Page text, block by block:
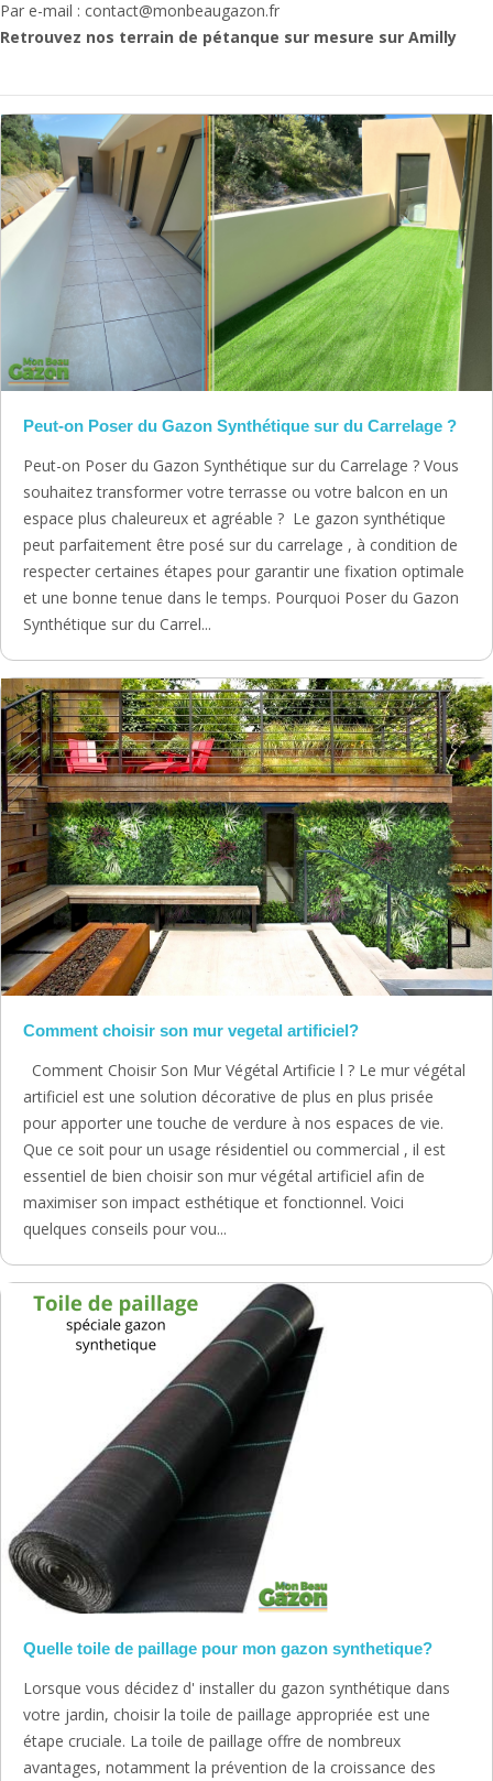
Par e-mail : contact@monbeaugazon.fr
Retrouvez nos terrain de pétanque sur mesure sur Amilly
Peut-on Poser du Gazon Synthétique sur du Carrelage ?
Peut-on Poser du Gazon Synthétique sur du Carrelage ? Vous
souhaitez transformer votre terrasse ou votre balcon en un
espace plus chaleureux et agréable ? Le gazon synthétique
peut parfaitement être posé sur du carrelage , à condition de
respecter certaines étapes pour garantir une fixation optimale
et une bonne tenue dans le temps. Pourquoi Poser du Gazon
Synthétique sur du Carrel...
Comment choisir son mur vegetal artificiel?
Comment Choisir Son Mur Végétal Artificie l ? Le mur végétal
artificiel est une solution décorative de plus en plus prisée
pour apporter une touche de verdure à nos espaces de vie.
Que ce soit pour un usage résidentiel ou commercial , il est
essentiel de bien choisir son mur végétal artificiel afin de
maximiser son impact esthétique et fonctionnel. Voici
quelques conseils pour vou...
Quelle toile de paillage pour mon gazon synthetique?
Lorsque vous décidez d' installer du gazon synthétique dans
votre jardin, choisir la toile de paillage appropriée est une
étape cruciale. La toile de paillage offre de nombreux
avantages, notamment la prévention de la croissance des